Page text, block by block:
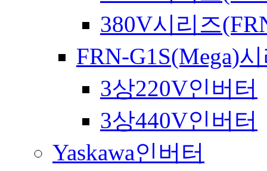
380V시리즈
FRN-G1S(Mega)
3상220V인버터
3상440V인버터
Yaskawa인버터